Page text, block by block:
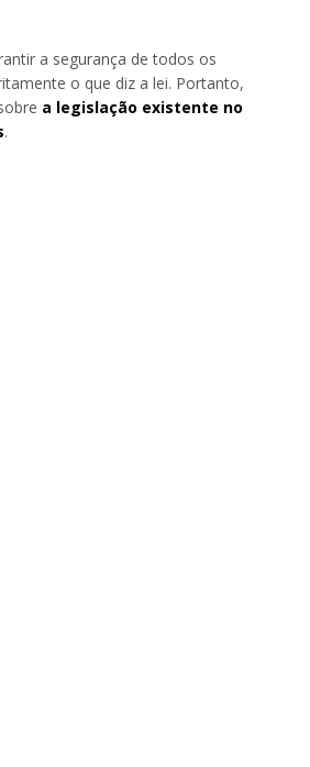
a segurança de todos os
o que diz a lei. Portanto,
a legislação existente no
.